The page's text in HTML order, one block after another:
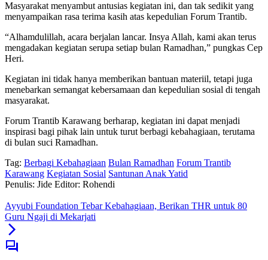
Masyarakat menyambut antusias kegiatan ini, dan tak sedikit yang
menyampaikan rasa terima kasih atas kepedulian Forum Trantib.
“Alhamdulillah, acara berjalan lancar. Insya Allah, kami akan terus
mengadakan kegiatan serupa setiap bulan Ramadhan,” pungkas Cep
Heri.
Kegiatan ini tidak hanya memberikan bantuan materiil, tetapi juga
menebarkan semangat kebersamaan dan kepedulian sosial di tengah
masyarakat.
Forum Trantib Karawang berharap, kegiatan ini dapat menjadi
inspirasi bagi pihak lain untuk turut berbagi kebahagiaan, terutama
di bulan suci Ramadhan.
Tag: Berbagi Kebahagiaan Bulan Ramadhan Forum Trantib
Karawang Kegiatan Sosial Santunan Anak Yatid
Penulis: Jide Editor: Rohendi
Ayyubi Foundation Tebar Kebahagiaan, Berikan THR untuk 80
Guru Ngaji di Mekarjati